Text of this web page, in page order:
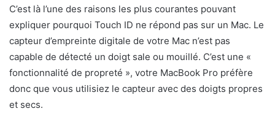
C’est là l’une des raisons les plus courantes pouvant
expliquer pourquoi Touch ID ne répond pas sur un Mac. Le
capteur d’empreinte digitale de votre Mac n’est pas
capable de détecté un doigt sale ou mouillé. C’est une «
fonctionnalité de propreté », votre MacBook Pro préfère
donc que vous utilisiez le capteur avec des doigts propres
et secs.